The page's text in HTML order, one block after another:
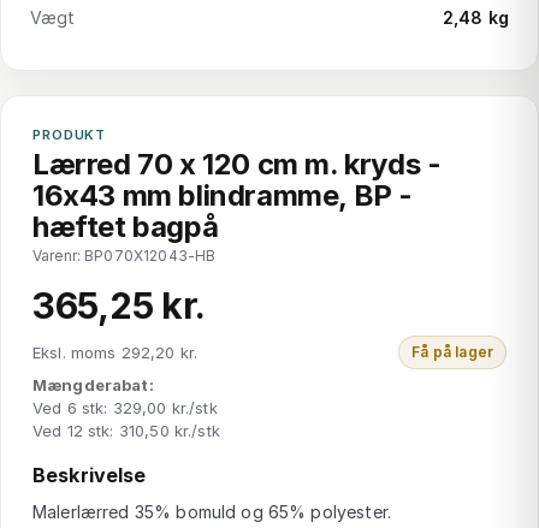
Vægt 2,48 kg
PRODUKT
Lærred 70 x 120 cm m. kryds -
16x43 mm blindramme, BP -
hæftet bagpå
Varenr: BP070X12043-HB
365,25 kr.
Eksl. moms 292,20 kr. Få på lager
Mængderabat:
Ved 6 stk: 329,00 kr./stk
Ved 12 stk: 310,50 kr./stk
Beskrivelse
Malerlærred 35% bomuld og 65% polyester.